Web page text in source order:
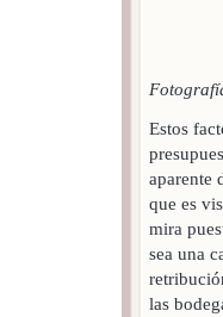
Estos
aparente
que es
mira
sea una
las